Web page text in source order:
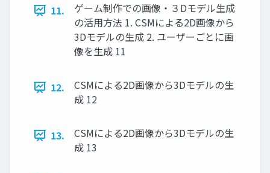
11.
ゲーム制作での画像・３Dモデル生成
の活用方法 1. CSMによる2D画像から
3Dモデルの生成 2. ユーザーごとに画
像を生成 11
12.
CSMによる2D画像から3Dモデルの生
成 12
13.
CSMによる2D画像から3Dモデルの生
成 13